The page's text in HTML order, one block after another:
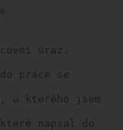
úraz.
práce se
u kterého jsem
napsal do